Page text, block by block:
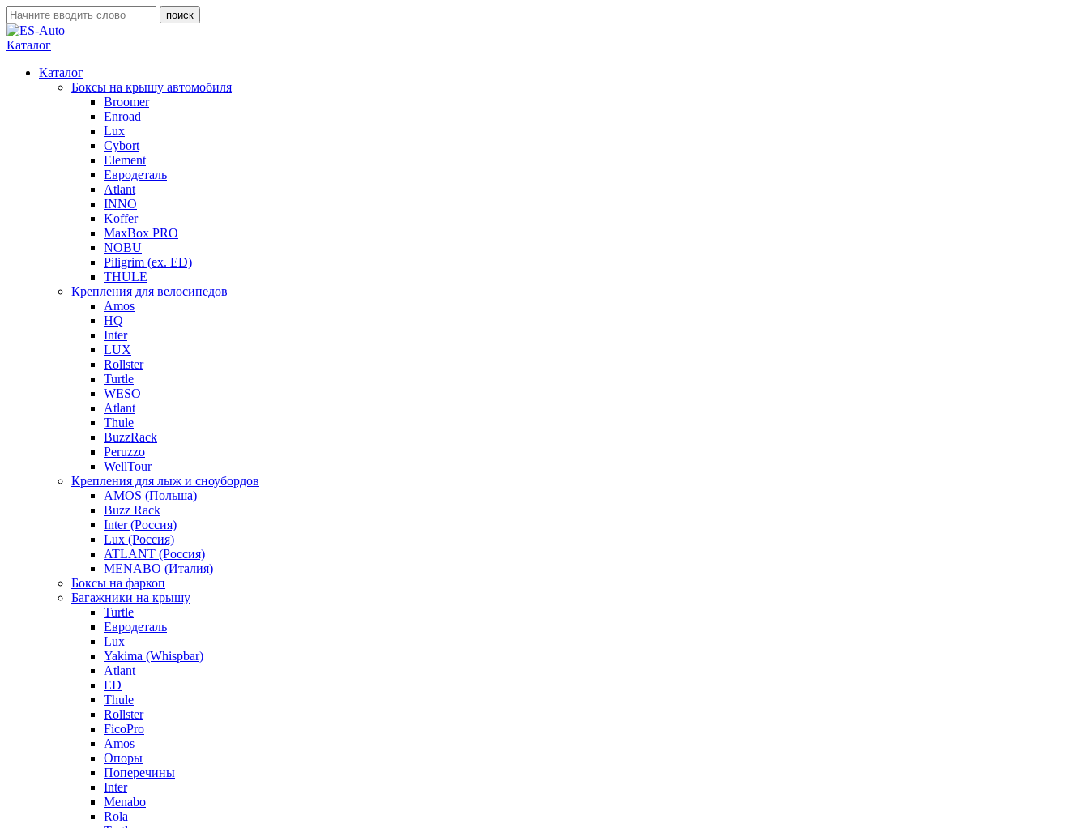
Каталог
Каталог
Боксы на крышу автомобиля
Broomer
Enroad
Lux
Cybort
Element
Евродеталь
Atlant
INNO
Koffer
MaxBox PRO
NOBU
Piligrim (ex. ED)
THULE
Крепления для велосипедов
Amos
HQ
Inter
LUX
Rollster
Turtle
WESO
Atlant
Thule
BuzzRack
Peruzzo
WellTour
Крепления для лыж и сноубордов
AMOS (Польша)
Buzz Rack
Inter (Россия)
Lux (Россия)
ATLANT (Россия)
MENABO (Италия)
Боксы на фаркоп
Багажники на крышу
Turtle
Евродеталь
Lux
Yakima (Whispbar)
Atlant
ED
Thule
Rollster
FicoPro
Amos
Опоры
Поперечины
Inter
Menabo
Rola